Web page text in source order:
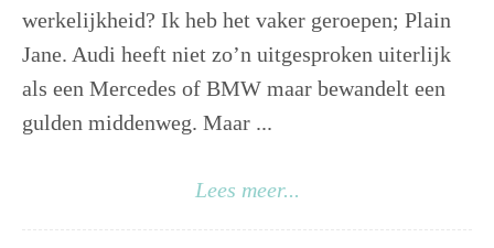
werkelijkheid? Ik heb het vaker geroepen; Plain
Jane. Audi heeft niet zo’n uitgesproken uiterlijk
als een Mercedes of BMW maar bewandelt een
gulden middenweg. Maar ...
Lees meer...